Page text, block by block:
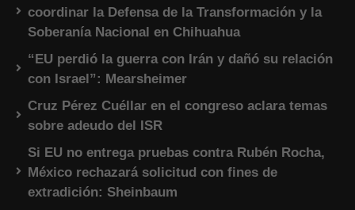
coordinar la Defensa de la Transformación y la
Soberanía Nacional en Chihuahua
“EU perdió la guerra con Irán y dañó su relación
con Israel”: Mearsheimer
Cruz Pérez Cuéllar en el congreso aclara temas
sobre adeudo del ISR
Si EU no entrega pruebas contra Rubén Rocha,
México rechazará solicitud con fines de
extradición: Sheinbaum